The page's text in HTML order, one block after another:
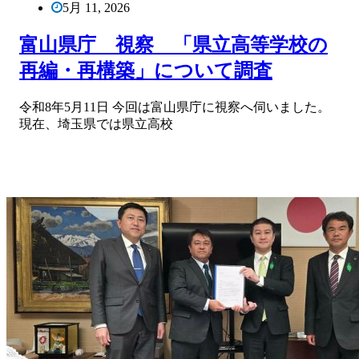
5月 11, 2026
富山県庁 視察 「県立高等学校の
再編・再構築」について調査
令和8年5月11日 今回は富山県庁に視察へ伺いました。
現在、埼玉県では県立高校